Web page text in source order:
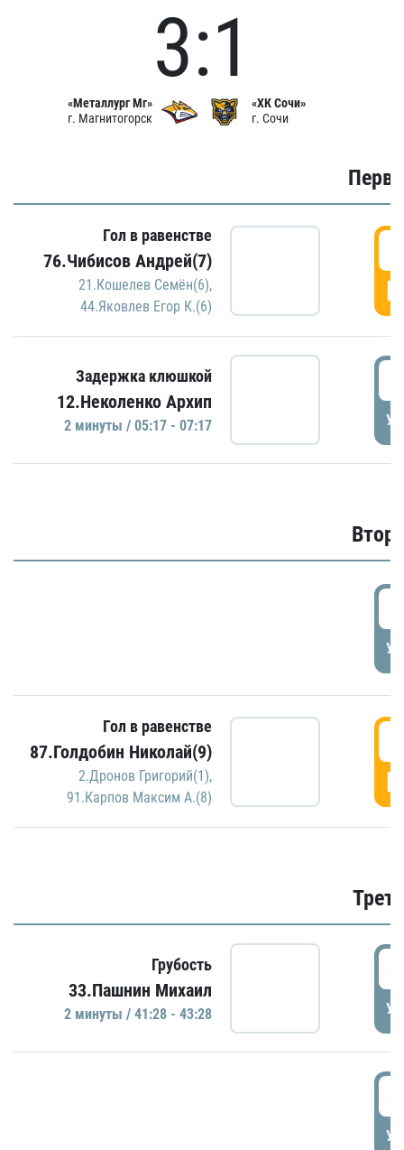
«Металлург Мг»
г. Магнитогорск
3:1
«ХК Сочи»
г. Сочи
Гол в равенстве
76.Чибисов Андрей(7)
21.Кошелев Семён(6),
44.Яковлев Егор К.(6)
Задержка клюшкой
12.Неколенко Архип
2 минуты / 05:17 - 07:17
Гол в равенстве
87.Голдобин Николай(9)
2.Дронов Григорий(1),
91.Карпов Максим А.(8)
Грубость
33.Пашнин Михаил
2 минуты / 41:28 - 43:28